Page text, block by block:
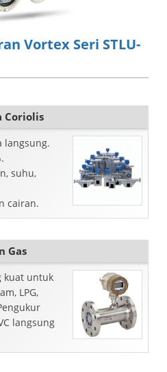
Vortex Seri STLU-
Coriolis
langsung.
suhu,
cairan.
Gas
kuat untuk
LPG,
langsung